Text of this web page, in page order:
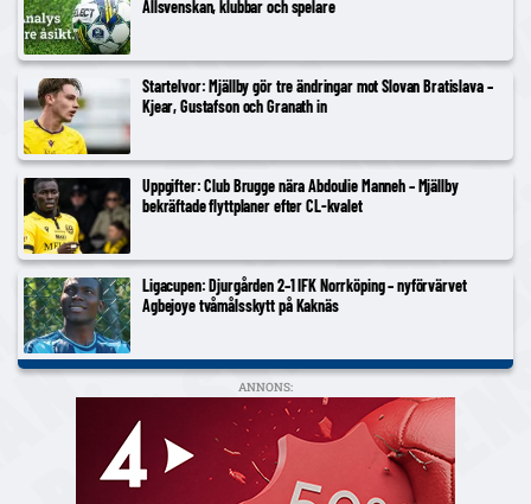
Allsvenskan, klubbar och spelare
Startelvor: Mjällby gör tre ändringar mot Slovan Bratislava –
Kjear, Gustafson och Granath in
Uppgifter: Club Brugge nära Abdoulie Manneh – Mjällby
bekräftade flyttplaner efter CL-kvalet
Ligacupen: Djurgården 2–1 IFK Norrköping – nyförvärvet
Agbejoye tvåmålsskytt på Kaknäs
ANNONS: